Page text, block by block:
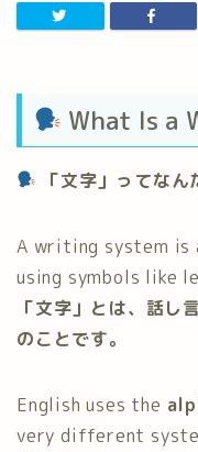
What Is a
「文字」ってなん
A writing system is
using symbols like
「文字」とは、話し
のことです。
English uses the
very different